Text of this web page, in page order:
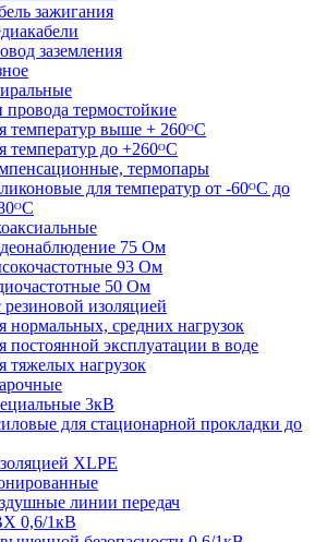
зажигания
заземления
провода термостойкие
температур выше + 260ᴼС
температур до +260ᴼС
термопары
для температур от -60ᴼC до
75 Ом
93 Ом
50 Ом
резиновой изоляцией
нормальных, средних нагрузок
постоянной эксплуатации в воде
тяжелых нагрузок
3кВ
для стационарной прокладки до
XLPE
линии передач
0,6/1кВ